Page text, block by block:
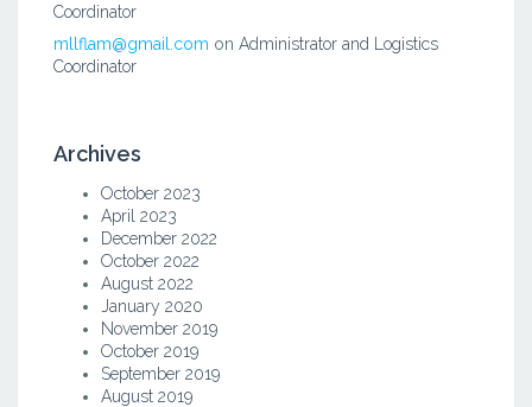
Coordinator
mllflam@gmail.com on Administrator and Logistics
Coordinator
Archives
October 2023
April 2023
December 2022
October 2022
August 2022
January 2020
November 2019
October 2019
September 2019
August 2019